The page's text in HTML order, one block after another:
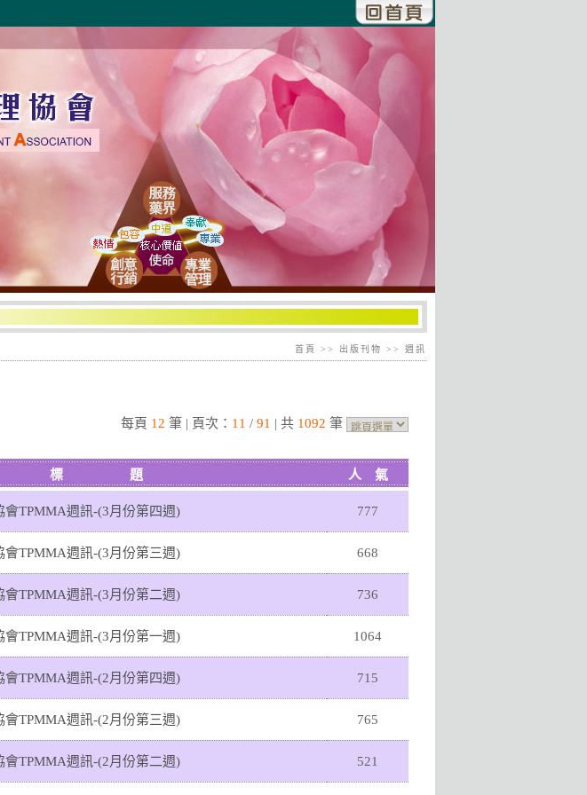
首頁 >> 出版刊物 >> 週訊
每頁 12 筆 | 頁次： 11 / 91 | 共 1092 筆
標 題 人 氣
會TPMMA週訊-(3月份第四週) 777
會TPMMA週訊-(3月份第三週) 668
會TPMMA週訊-(3月份第二週) 736
會TPMMA週訊-(3月份第一週) 1064
會TPMMA週訊-(2月份第四週) 715
會TPMMA週訊-(2月份第三週) 765
會TPMMA週訊-(2月份第二週) 521